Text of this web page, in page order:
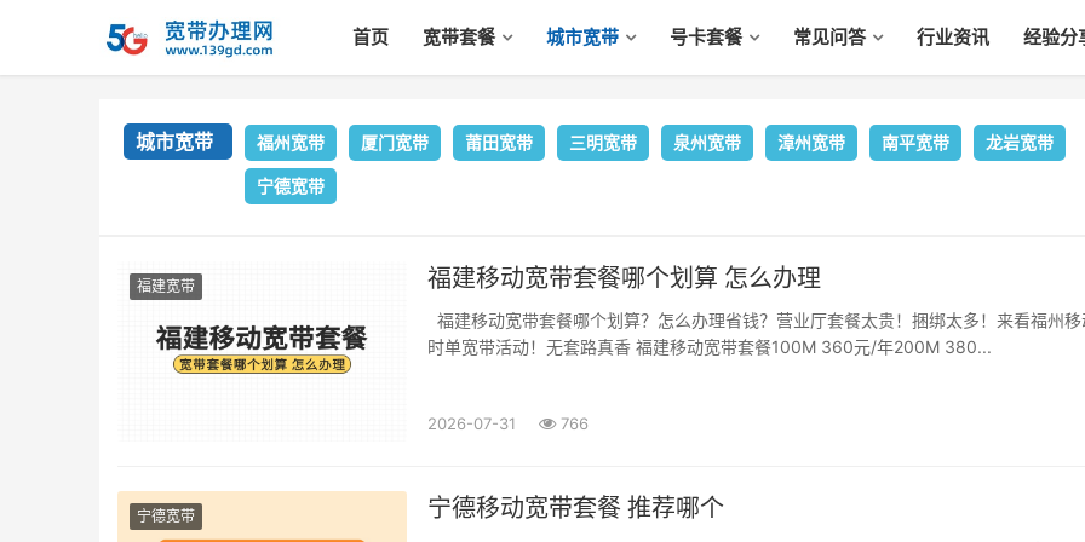
首页 宽带套餐 城市宽带 号卡套餐 常见问答 行业资讯 经验分
城市宽带 福州宽带 厦门宽带 莆田宽带 三明宽带 泉州宽带 漳州宽带 南平宽带 龙岩宽带
宁德宽带
福建宽带 福建移动宽带套餐哪个划算 怎么办理
福建移动宽带套餐哪个划算？怎么办理省钱？营业厅套餐太贵！捆绑太多！来看福州移
时单宽带活动！无套路真香 福建移动宽带套餐100M 360元/年200M 380...
2026-07-31 766
宁德宽带 宁德移动宽带套餐 推荐哪个